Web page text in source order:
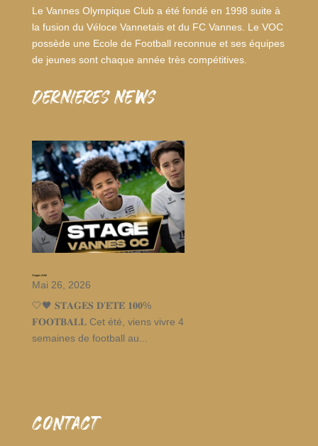
Le Vannes Olympique Club a été fondé en 1998 suite à
la fusion du Véloce Vannetais et du FC Vannes. Le VOC
possède une Ecole de Football reconnue et ses équipes
de jeunes sont chaque année très compétitives.
dernieres news
Stages d’été
Mai 26, 2026
🤍🖤 𝐒𝐓𝐀𝐆𝐄𝐒 𝐃’𝐄́𝐓𝐄́ 𝟏𝟎𝟎%
𝐅𝐎𝐎𝐓𝐁𝐀𝐋𝐋 Cet été, viens vivre 4
semaines de football au...
CONTACT